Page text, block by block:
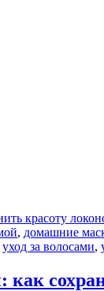
, домашние
уход за волосами,
как